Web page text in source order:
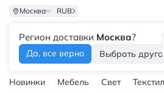
Москва
Регион доставки Москва?
Да, все верно Выбрать другой
RUB
Новинки Мебель Свет